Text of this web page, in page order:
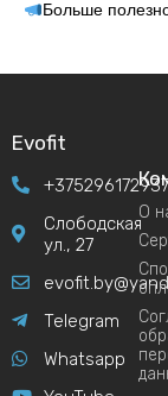
Больше
Evofit
+375296172937
Слободская
ул., 27
Telegram
Whatsapp
О